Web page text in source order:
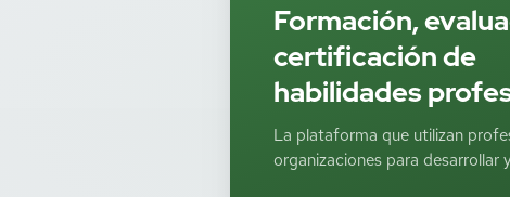
Formación,
certificación de
habilidades
La plataforma que utilizan
organizaciones para desarrollar